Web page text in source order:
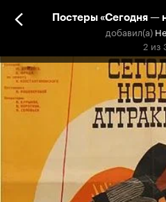
Постеры «Сегодня —
добавил(а)
2 из